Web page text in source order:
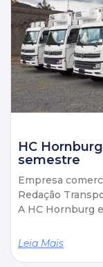
HC
semestre
Empresa
Redação
A HC Hornburg
Leia Mais